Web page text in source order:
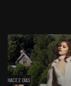
HACE 2 DÍAS